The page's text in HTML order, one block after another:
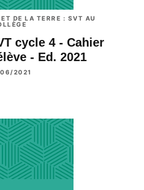
DE LA TERRE : SVT AU
cycle 4 - Cahier
- Ed. 2021
2021